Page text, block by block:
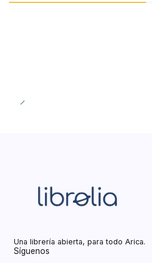
Una librería abierta, para todo Arica.
Síguenos